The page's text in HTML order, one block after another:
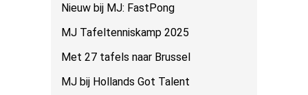
Nieuw bij MJ: FastPong
MJ Tafeltenniskamp 2025
Met 27 tafels naar Brussel
MJ bij Hollands Got Talent